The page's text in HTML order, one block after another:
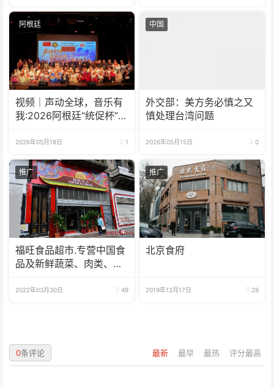
阿根廷
视频｜声动全球，音乐有
我:2026阿根廷“统促杯”水
圆满落幕
2026年05月18日 1
中国
外交部：美方务必慎之又
慎处理台湾问题
2026年05月15日 0
推广
福旺食品超市.专营中国食
品及新鲜蔬菜、肉类、
2022年03月30日 49
推广
北京食府
2019年12月17日 28
最新 最早 最热 评分最高
0条评论